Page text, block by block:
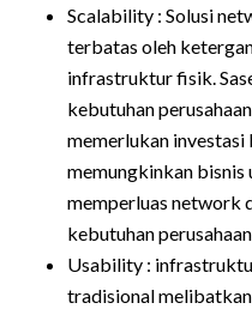
Scalability : Solusi
terbatas oleh
infrastruktur fisik.
kebutuhan
memerlukan investasi
memungkinkan bisnis
memperluas network
kebutuhan
Usability :
tradisional